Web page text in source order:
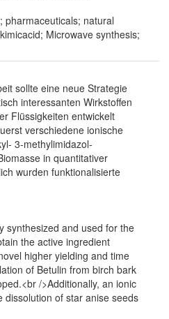
pharmaceuticals; natural
Microwave synthesis;
sollte eine neue Strategie
interessanten Wirkstoffen
Flüssigkeiten entwickelt
verschiedene ionische
3-methylimidazol-
in quantitativer
wurden funktionalisierte
synthesized and used for the
the active ingredient
higher yielding and time
of Betulin from birch bark
/>Additionally, an ionic
dissolution of star anise seeds